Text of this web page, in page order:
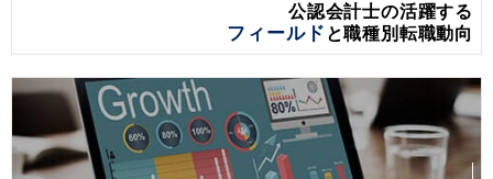
公認会計士の活躍する
フィールド と職種別転職動向